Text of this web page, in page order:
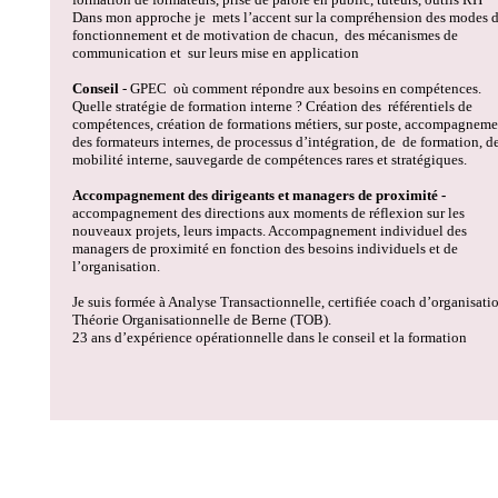
Dans mon approche je mets l’accent sur la compréhension des modes
fonctionnement et de motivation de chacun, des mécanismes de
communication et sur leurs mise en application
Conseil - GPEC où comment répondre aux besoins en compétences.
Quelle stratégie de formation interne ? Création des référentiels de
compétences, création de formations métiers, sur poste,
des formateurs internes, de processus d’intégration, de de formation,
mobilité interne, sauvegarde de compétences rares et stratégiques.
Accompagnement des dirigeants et managers de proximité -
accompagnement des directions aux moments de réflexion sur les
nouveaux projets, leurs impacts. Accompagnement individuel des
managers de proximité en fonction des besoins individuels et de
l’organisation.
Je suis formée à Analyse Transactionnelle, certifiée coach
Théorie Organisationnelle de Berne (TOB).
23 ans d’expérience opérationnelle dans le conseil et la formation